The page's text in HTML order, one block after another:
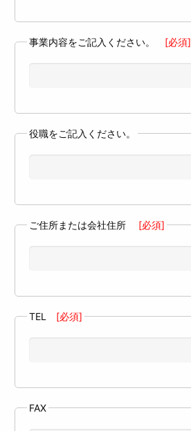
事業内容をご記入ください。 [必須]
役職をご記入ください。
ご住所または会社住所 [必須]
TEL [必須]
FAX